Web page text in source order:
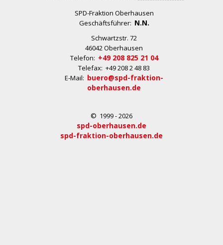
SPD-Fraktion Oberhausen
Geschäftsführer: N.N.
Schwartzstr. 72
46042 Oberhausen
Telefon: +49 208 825 21 04
Telefax: +49 208 2 48 83
E-Mail: buero@spd-fraktion-
oberhausen.de
© 1999 - 2026
spd-oberhausen.de
spd-fraktion-oberhausen.de